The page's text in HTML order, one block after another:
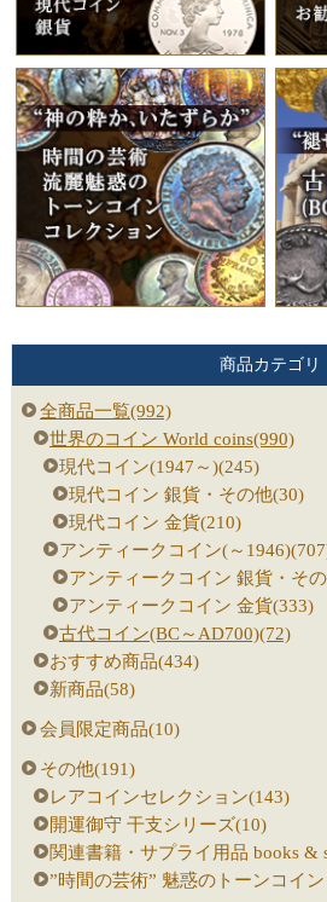
商品カテゴリ
全商品一覧(992)
世界のコイン World coins(990)
現代コイン(1947～)(245)
現代コイン 銀貨・その他(30)
現代コイン 金貨(210)
アンティークコイン(～
アンティークコイン 銀貨・そ
アンティークコイン 金貨(333)
古代コイン(BC～AD700)(72)
おすすめ商品(434)
新商品(58)
会員限定商品(10)
その他(191)
レアコインセレクション(143)
開運御守 干支シリーズ(10)
関連書籍・サプライ用品 books &
”時間の芸術” 魅惑のトーンコイ